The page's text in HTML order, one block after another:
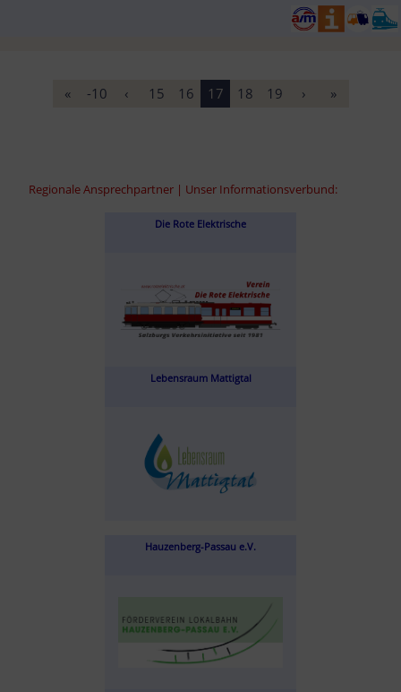
« -10 ‹ 15 16 17 18 19 › »
Regionale Ansprechpartner | Unser Informationsverbund:
Die Rote Elektrische
Lebensraum Mattigtal
Hauzenberg-Passau e.V.